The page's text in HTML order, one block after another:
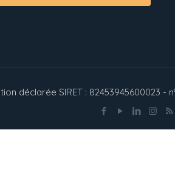
déclarée SIRET : 82453945600023 -